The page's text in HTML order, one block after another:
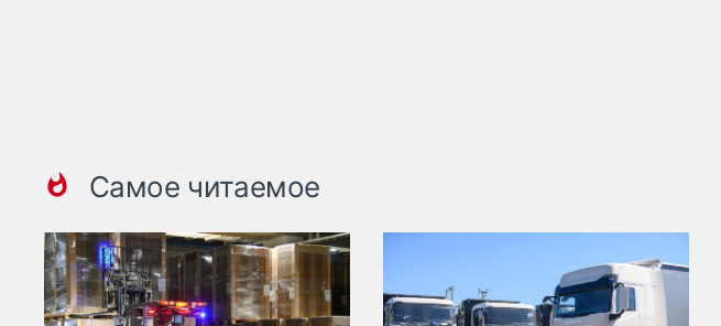
Самое читаемое